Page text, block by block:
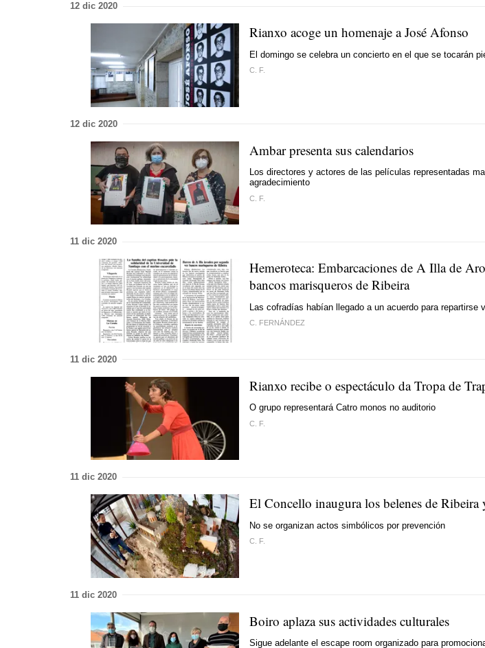
12 dic 2020
Rianxo acoge un homenaje a José Afonso
El domingo se celebra un concierto en el que se tocarán
C. F.
12 dic 2020
Ambar presenta sus calendarios
Los directores y actores de las películas representadas
agradecimiento
C. F.
11 dic 2020
Hemeroteca: Embarcaciones de A Illa de
bancos marisqueros de Ribeira
Las cofradías habían llegado a un acuerdo para repartirse
C. FERNÁNDEZ
11 dic 2020
Rianxo recibe o espectáculo da Tropa de
O grupo representará Catro monos no auditorio
C. F.
11 dic 2020
El Concello inaugura los belenes de
No se organizan actos simbólicos por prevención
C. F.
11 dic 2020
Boiro aplaza sus actividades culturales
Sigue adelante el escape room organizado para